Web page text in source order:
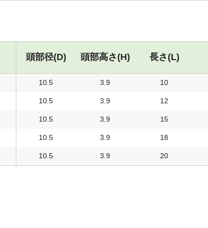
頭部径(D) 頭部高さ(H) 長さ(L)
10.5 3.9 10
10.5 3.9 12
10.5 3.9 15
10.5 3.9 18
10.5 3.9 20